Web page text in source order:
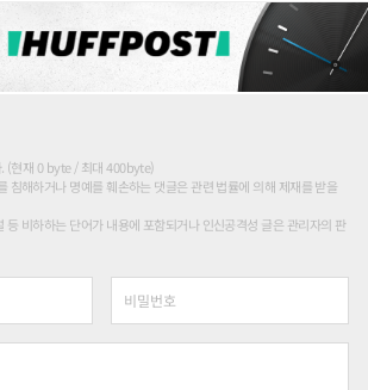
(현재 0 byte / 최대 400byte)
침해하거나 명예를 훼손하는 댓글은 관련 법률에 의해 제재를 받을
등 비하하는 단어가 내용에 포함되거나 인신공격성 글은 관리자의 판